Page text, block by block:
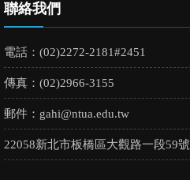
聯絡我們
電話：(02)2272-2181#2451
傳真：(02)2966-3155
郵件： gahi@ntua.edu.tw
22058新北市板橋區大觀路一段59號